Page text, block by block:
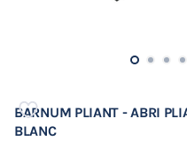
BARNUM PLIANT - ABRI
BLANC